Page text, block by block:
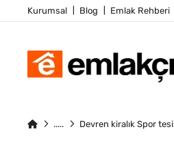
Kurumsal Blog Emlak Rehberi
Devren kiralık Spor